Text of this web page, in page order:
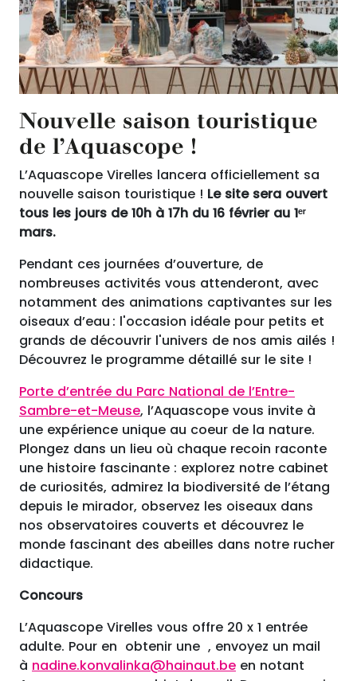
Nouvelle saison touristique
de l’Aquascope !
L’Aquascope Virelles lancera officiellement sa
nouvelle saison touristique ! Le site sera ouvert
tous les jours de 10h à 17h du 16 février au 1ᵉʳ
mars.
Pendant ces journées d’ouverture, de
nombreuses activités vous attenderont, avec
notamment des animations captivantes sur les
oiseaux d’eau : l'occasion idéale pour petits et
grands de découvrir l'univers de nos amis ailés !
Découvrez le programme détaillé sur le site !
Porte d’entrée du Parc National de l’Entre-
Sambre-et-Meuse, l’Aquascope vous invite à
une expérience unique au coeur de la nature.
Plongez dans un lieu où chaque recoin raconte
une histoire fascinante : explorez notre cabinet
de curiosités, admirez la biodiversité de l’étang
depuis le mirador, observez les oiseaux dans
nos observatoires couverts et découvrez le
monde fascinant des abeilles dans notre rucher
didactique.
Concours
L’Aquascope Virelles vous offre 20 x 1 entrée
adulte. Pour en obtenir une , envoyez un mail
à nadine.konvalinka@hainaut.be en notant